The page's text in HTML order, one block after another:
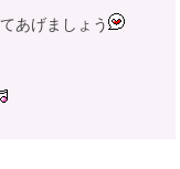
あげましょう